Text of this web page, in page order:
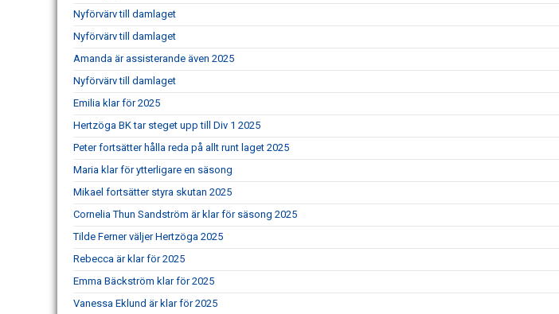
Nyförvärv till damlaget
Nyförvärv till damlaget
Amanda är assisterande även 2025
Nyförvärv till damlaget
Emilia klar för 2025
Hertzöga BK tar steget upp till Div 1 2025
Peter fortsätter hålla reda på allt runt laget 2025
Maria klar för ytterligare en säsong
Mikael fortsätter styra skutan 2025
Cornelia Thun Sandström är klar för säsong 2025
Tilde Ferner väljer Hertzöga 2025
Rebecca är klar för 2025
Emma Bäckström klar för 2025
Vanessa Eklund är klar för 2025